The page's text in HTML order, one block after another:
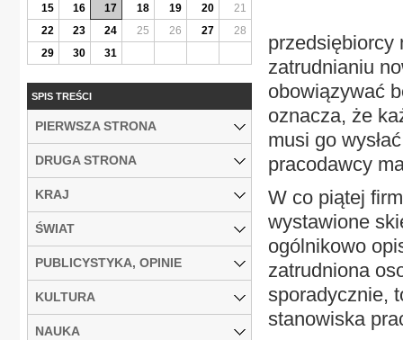
przedsiębiorcy
zatrudnianiu
obowiązywać
oznacza, że
musi go
pracodawcy
W co piątej
wystawione
ogólnikowo
zatrudniona
sporadycznie,
stanowiska
15
16 17 18 19 20
21
22
23 24 25 26 27
28
29
30 31
SPIS TREŚCI
PIERWSZA STRONA
DRUGA STRONA
KRAJ
ŚWIAT
PUBLICYSTYKA, OPINIE
KULTURA
NAUKA